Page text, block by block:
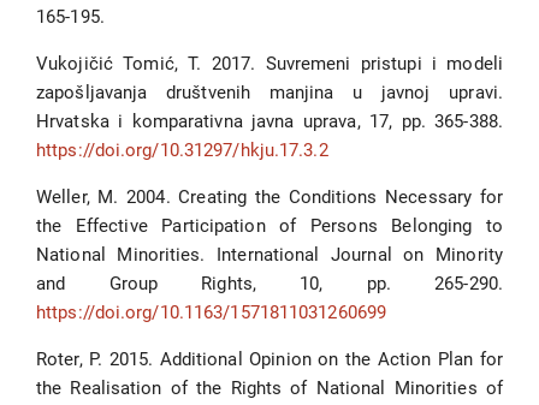
165-195.
Vukojičić Tomić, T. 2017. Suvremeni pristupi i modeli
zapošljavanja društvenih manjina u javnoj upravi.
Hrvatska i komparativna javna uprava, 17, pp. 365-388.
https://doi.org/10.31297/hkju.17.3.2
Weller, M. 2004. Creating the Conditions Necessary for
the Effective Participation of Persons Belonging to
National Minorities. International Journal on Minority
and Group Rights, 10, pp. 265-290.
https://doi.org/10.1163/1571811031260699
Roter, P. 2015. Additional Opinion on the Action Plan for
the Realisation of the Rights of National Minorities of